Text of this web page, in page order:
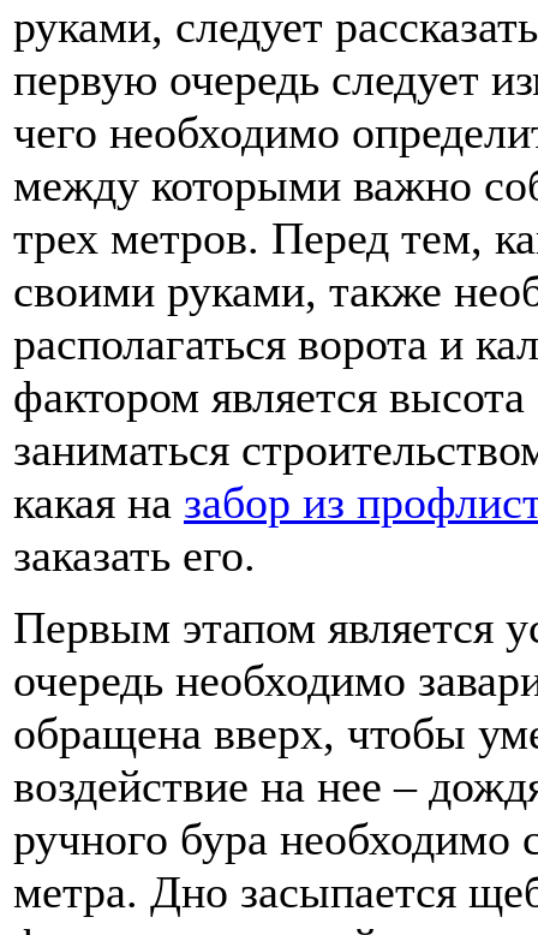
руками, следует
первую очередь следует
чего необходимо
между которыми важно
трех метров. Перед тем,
своими руками, также
располагаться ворота и
фактором является
заниматься
какая на забор из
заказать его.
Первым этапом является
очередь необходимо
обращена вверх, чтобы
воздействие на нее –
ручного бура необходимо
метра. Дно засыпается